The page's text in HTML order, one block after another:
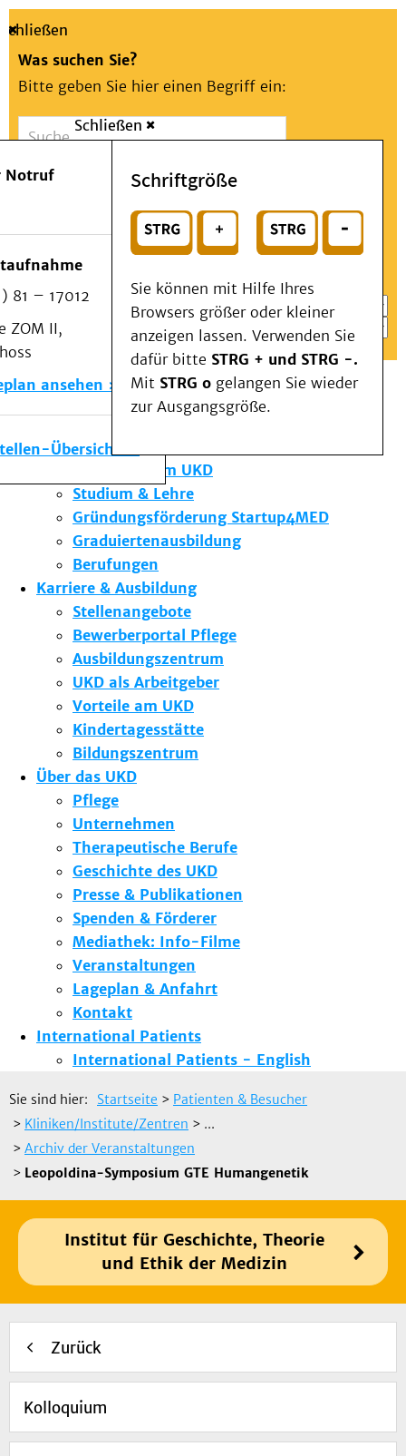
Suche
Schließen
Was suchen Sie?
Bitte geben Sie hier einen Begriff ein:
Suchen
oder
Wählen Sie ein Thema für Ihren Schnelleinstieg
Notfall
Schließen
Notruf
81 – 17012
ZOM II,
ansehen
Übersicht
Schriftgröße
Sie können mit Hilfe Ihres
Browsers größer oder kleiner
anzeigen lassen. Verwenden Sie
dafür bitte STRG + und STRG -.
Mit STRG o gelangen Sie wieder
zur Ausgangsgröße.
Menü
Patienten & Besucher
Kliniken/Institute/Zentren
Als Patient am UKD
Beratung und Unterstützung
Veranstaltungen
Kommunikation im Medizinwesen (KIM)
Notfall
Forschung & Lehre
Die Institute des UKD
Forschung am UKD
Studium & Lehre
Gründungsförderung Startup4MED
Graduiertenausbildung
Berufungen
Karriere & Ausbildung
Stellenangebote
Bewerberportal Pflege
Ausbildungszentrum
UKD als Arbeitgeber
Vorteile am UKD
Kindertagesstätte
Bildungszentrum
Über das UKD
Pflege
Unternehmen
Therapeutische Berufe
Geschichte des UKD
Presse & Publikationen
Spenden & Förderer
Mediathek: Info-Filme
Veranstaltungen
Lageplan & Anfahrt
Kontakt
International Patients
International Patients - English
Sie sind hier: Startseite > Patienten & Besucher
> Kliniken/Institute/Zentren > ...
> Archiv der Veranstaltungen
> Leopoldina-Symposium GTE Humangenetik
Institut für Geschichte, Theorie
und Ethik der Medizin
Zurück
Kolloquium